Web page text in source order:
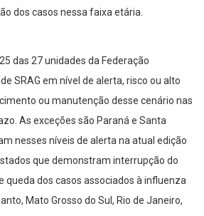
dos casos nessa faixa etária.
das 27 unidades da Federação
SRAG em nível de alerta, risco ou alto
ou manutenção desse cenário nas
As exceções são Paraná e Santa
nesses níveis de alerta na atual edição
que demonstram interrupção do
queda dos casos associados à influenza
Mato Grosso do Sul, Rio de Janeiro,